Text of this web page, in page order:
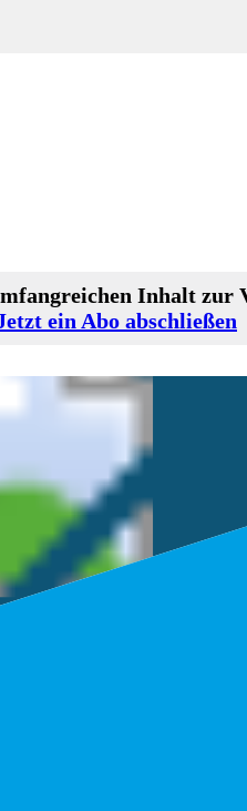
Inhalt
ein Abo abschließen